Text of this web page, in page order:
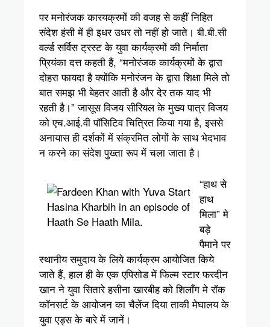
पर मनोरंजक कारयक्रमों की वजह से कहीं निहित
संदेश हंसी में ही इधर उधर तो नहीं हो जाते। बी.बी.सी
वर्ल्ड सर्विस ट्रस्ट के युवा कार्यक्रमों की निर्माता
प्रियंका दत्त कहती हैं, “मनोरंजक कार्यक्रमों के द्वारा
दोहरा फायदा है क्योंकि मनोरंजन के द्वारा शिक्षा मिले तो
बात समझ भी बेहतर आती है और देर तक याद भी
रहती है।” जासूस विजय सीरियल के मुख्य पात्र विजय
को एच.आई.वी पॉसिटिव चित्रित किया गया है, इससे
अनायास ही दर्शकों में संक्रमित लोगों के साथ भेदभाव
न करने का संदेश पुख्ता रूप में चला जाता है।
“हाथ से
हाथ
मिला” मे
बड़े
पैमाने पर
स्थानीय समुदाय के लिये कार्यक्रम आयोजित किये
जाते हैं, हाल ही के एक एपिसोड में फिल्म स्टार फरदीन
खान ने युवा सितारे हसीना खारबीह को शिलाँग मे रॉक
कॉनसर्ट के आयोजन का चैलेंज दिया ताकी मेघालय के
युवा एड्स के बारे में जानें।